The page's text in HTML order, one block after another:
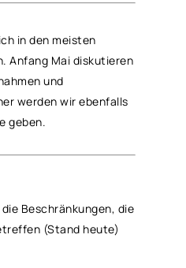
in den meisten
Anfang Mai diskutieren
und
werden wir ebenfalls
geben.
Beschränkungen, die
(Stand heute)